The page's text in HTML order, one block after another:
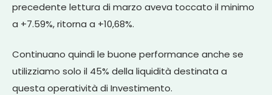
precedente lettura di marzo aveva toccato il minimo
a +7.59%, ritorna a +10,68%.
Continuano quindi le buone performance anche se
utilizziamo solo il 45% della liquidità destinata a
questa operatività di Investimento.